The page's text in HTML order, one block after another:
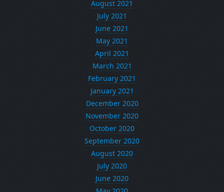
August 2021
July 2021
June 2021
May 2021
April 2021
March 2021
February 2021
January 2021
December 2020
November 2020
October 2020
September 2020
August 2020
July 2020
June 2020